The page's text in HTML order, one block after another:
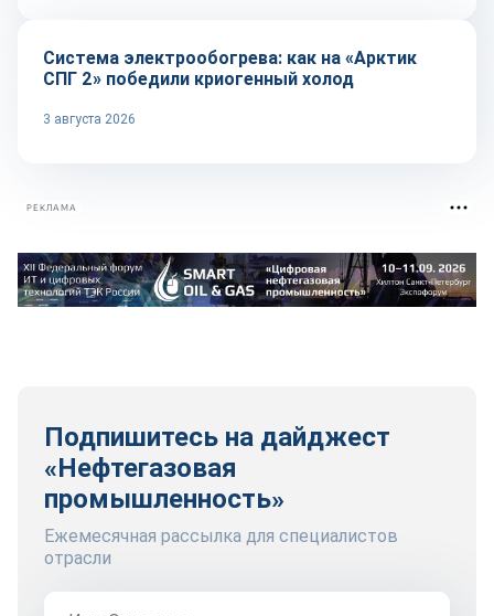
Система электрообогрева: как на «Арктик
СПГ 2» победили криогенный холод
3 августа 2026
РЕКЛАМА
Подпишитесь на дайджест
«Нефтегазовая
промышленность»
Ежемесячная рассылка для специалистов
отрасли